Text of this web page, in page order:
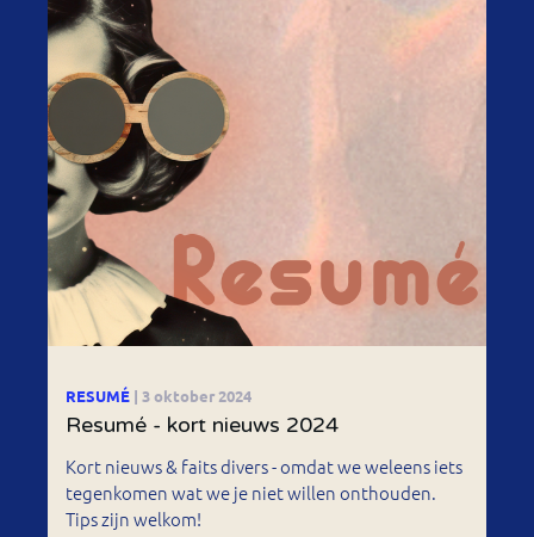
RESUMÉ | 3 oktober 2024
Resumé - kort nieuws 2024
Kort nieuws & faits divers - omdat we weleens iets
tegenkomen wat we je niet willen onthouden.
Tips zijn welkom!